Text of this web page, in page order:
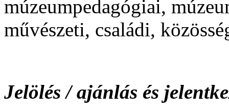
múzeumpedagógiai,
művészeti, családi,
Jelölés / ajánlás és